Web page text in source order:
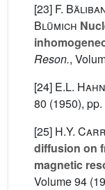
[23] F.
Blümich
Reson.,
[24] E.L. Hahn
80 (1950),
[25] H.Y.
diffusion on
magnetic
Volume 94